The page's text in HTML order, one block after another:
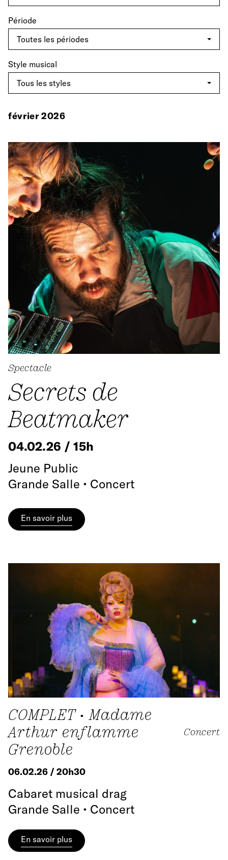
Période
Style musical
février 2026
Spectacle
Secrets de
Beatmaker
04.02.26 / 15h
Jeune Public
Grande Salle • Concert
En savoir plus
COMPLET • Madame
Arthur enflamme
Grenoble
Concert
06.02.26 / 20h30
Cabaret musical drag
Grande Salle • Concert
En savoir plus